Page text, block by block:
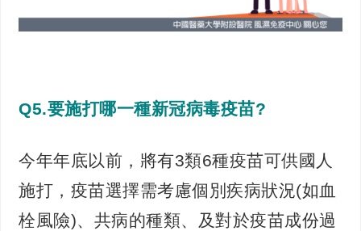
Q5.要施打哪一種新冠病毒疫苗?
今年年底以前，將有3類6種疫苗可供國人
施打，疫苗選擇需考慮個別疾病狀況(如血
栓風險)、共病的種類、及對於疫苗成份過